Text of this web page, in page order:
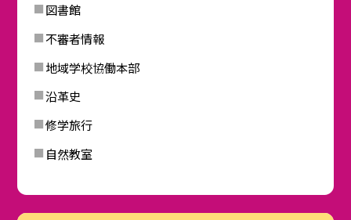
図書館
不審者情報
地域学校協働本部
沿革史
修学旅行
自然教室